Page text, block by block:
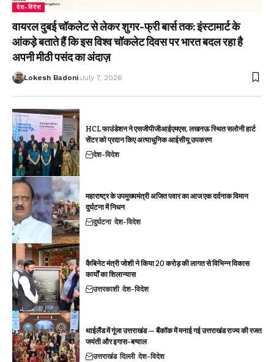
देश-विदेश
वायरल दुबई चॉकलेट से लेकर शुगर-फ्री बार्स तक: इंस्टामार्ट के
आंकड़े बताते हैं कि इस विश्व चॉकलेट दिवस पर भारत बदल रहा है
अपनी मीठी पसंद का अंदाज़
Lokesh Badoni July 7, 2026
HCL फाउंडेशन ने एसजीपीजीआईएमएस, लखनऊ स्थित सलोनी हार्ट
सेंटर को प्रदान किए अत्याधुनिक आईसीयू उपकरण
देश-विदेश
महाराष्ट्र के उपमुख्यमंत्री अजित पवार का आज एक दर्दनाक विमान
दुर्घटना में निधन
दुर्घटना देश-विदेश
कैबिनेट मंत्री जोशी ने किया 20 करोड़ की लागत से विभिन्न विकास
कार्यों का शिलान्यास
उत्तरकाशी देश-विदेश
थाईलैंड में गूंजा उत्तराखंड — बैंकॉक में मनाई गई उत्तराखंड राज्य की रजत
जयंती और इगास-बग्वाल
उत्तराखंड दिल्ली देश-विदेश